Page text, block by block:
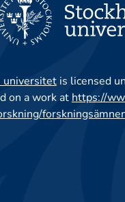
universitetis licensed
on a work at https://